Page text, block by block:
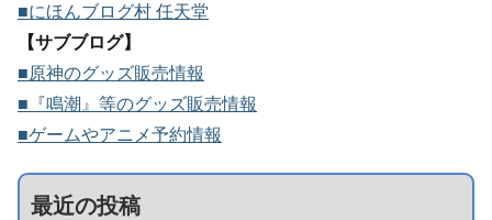
■にほんブログ村 任天堂
【サブブログ】
■原神のグッズ販売情報
■『鳴潮』等のグッズ販売情報
■ゲームやアニメ予約情報
最近の投稿